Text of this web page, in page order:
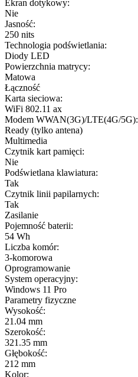
Ekran dotykowy:
Nie
Jasność:
250 nits
Technologia podświetlania:
Diody LED
Powierzchnia matrycy:
Matowa
Łączność
Karta sieciowa:
WiFi 802.11 ax
Modem WWAN(3G)/LTE(4G/5G):
Ready (tylko antena)
Multimedia
Czytnik kart pamięci:
Nie
Podświetlana klawiatura:
Tak
Czytnik linii papilarnych:
Tak
Zasilanie
Pojemność baterii:
54 Wh
Liczba komór:
3-komorowa
Oprogramowanie
System operacyjny:
Windows 11 Pro
Parametry fizyczne
Wysokość:
21.04 mm
Szerokość:
321.35 mm
Głębokość:
212 mm
Kolor: